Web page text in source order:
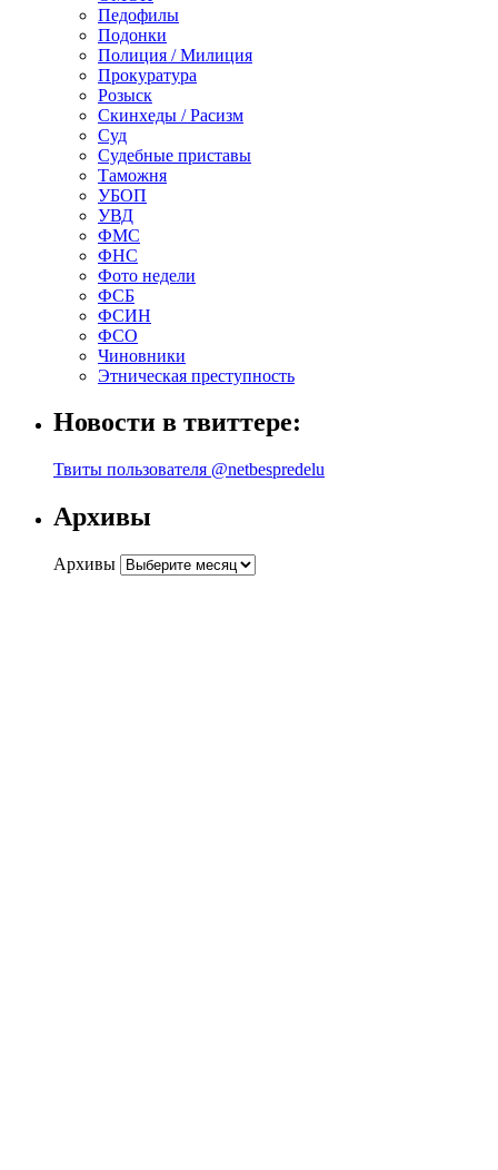
Педофилы
Подонки
Полиция / Милиция
Прокуратура
Розыск
Скинхеды / Расизм
Суд
Судебные приставы
Таможня
УБОП
УВД
ФМС
ФНС
Фото недели
ФСБ
ФСИН
ФСО
Чиновники
Этническая преступность
Новости в твиттере:
Твиты пользователя @netbespredelu
Архивы
Архивы